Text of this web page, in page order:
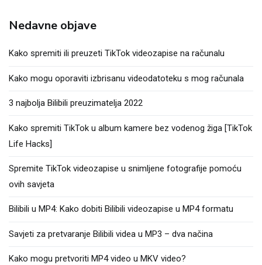
Nedavne objave
Kako spremiti ili preuzeti TikTok videozapise na računalu
Kako mogu oporaviti izbrisanu videodatoteku s mog računala
3 najbolja Bilibili preuzimatelja 2022
Kako spremiti TikTok u album kamere bez vodenog žiga [TikTok
Life Hacks]
Spremite TikTok videozapise u snimljene fotografije pomoću
ovih savjeta
Bilibili u MP4: Kako dobiti Bilibili videozapise u MP4 formatu
Savjeti za pretvaranje Bilibili videa u MP3 – dva načina
Kako mogu pretvoriti MP4 video u MKV video?